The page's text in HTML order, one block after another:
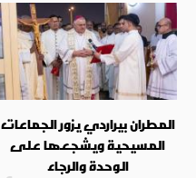
المطران بيراردي يزور الجماعات
المسيحية ويشجعها على
الوحدة والرجاء